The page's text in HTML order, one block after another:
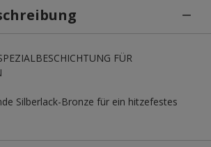
FÜR
Silberlack-Bronze für ein hitzefestes